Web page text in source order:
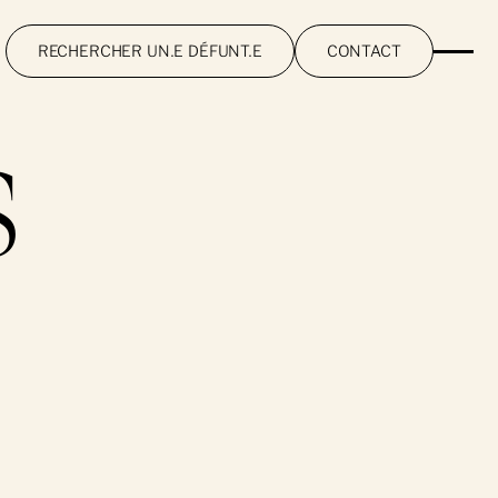
RECHERCHER UN.E DÉFUNT.E CONTACT